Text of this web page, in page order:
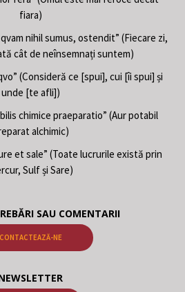
fiara)
nihil sumus, ostendit” (Fiecare zi,
cât de neînsemnați suntem)
(Consideră ce [spui], cui [îi spui] și
unde [te afli])
chimice praeparatio” (Aur potabil
alchimic)
et sale” (Toate lucrurile există prin
Sulf și Sare)
SAU COMENTARII
CONTACTEAZĂ-NE